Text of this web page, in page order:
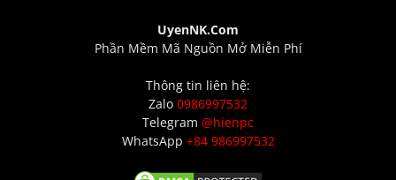
UyenNK.Com
Phần Mềm Mã Nguồn Mở Miễn Phí
Thông tin liên hệ:
Zalo 0986997532
Telegram @hienpc
WhatsApp +84 986997532